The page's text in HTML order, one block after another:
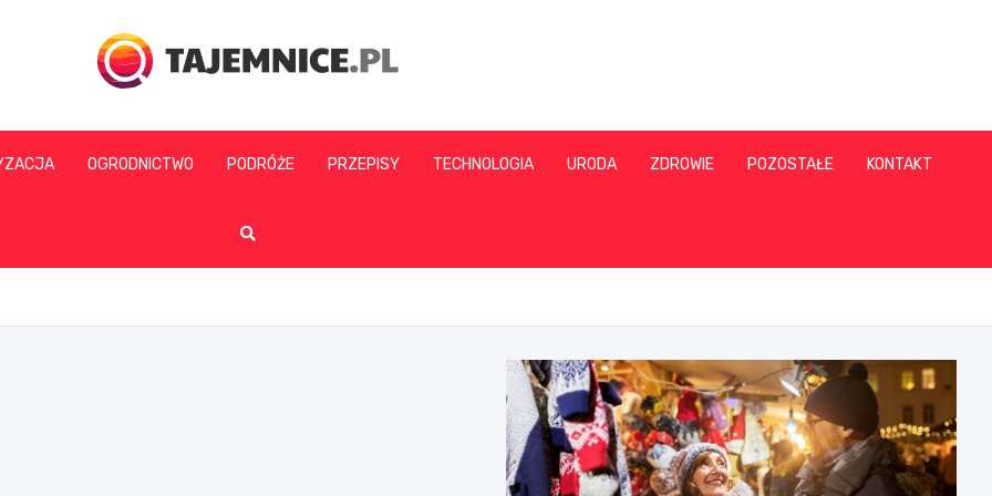
tajemnice.pl
OGRODNICTWO PODRÓŻE PRZEPISY TECHNOLOGIA URODA ZDROWIE POZOSTAŁE KONTAKT